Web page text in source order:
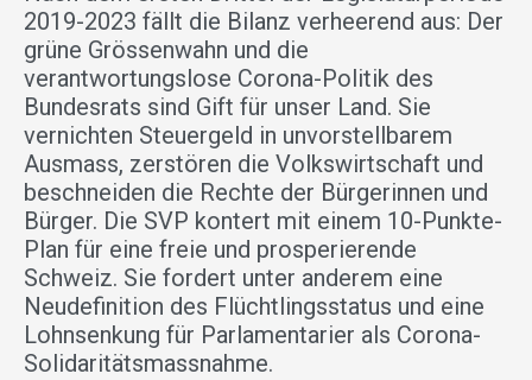
2019-2023 fällt die Bilanz verheerend aus: Der
grüne Grössenwahn und die
verantwortungslose Corona-Politik des
Bundesrats sind Gift für unser Land. Sie
vernichten Steuergeld in unvorstellbarem
Ausmass, zerstören die Volkswirtschaft und
beschneiden die Rechte der Bürgerinnen und
Bürger. Die SVP kontert mit einem 10-Punkte-
Plan für eine freie und prosperierende
Schweiz. Sie fordert unter anderem eine
Neudefinition des Flüchtlingsstatus und eine
Lohnsenkung für Parlamentarier als Corona-
Solidaritätsmassnahme.